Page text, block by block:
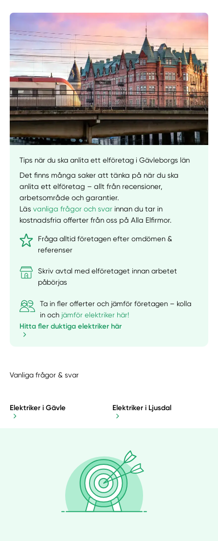
Manuellt Få hjälp
Välj tillvägagångssätt
Tips när du ska anlita ett elföretag i Gävleborgs län
Det finns många saker att tänka på när du ska
anlita ett elföretag – allt från recensioner,
arbetsområde och garantier.
Läsvanliga frågor och svar innan du tar in
kostnadsfria offerter från oss på Alla Elfirmor.
Fråga alltid företagen efter omdömen &
referenser
Skriv avtal med elföretaget innan arbetet
påbörjas
Ta in fler offerter och jämför företagen – kolla
in och jämför elektriker här!
Hitta fler duktiga elektriker här
Vanliga frågor & svar
Elektriker i Gävle Elektriker i Ljusdal